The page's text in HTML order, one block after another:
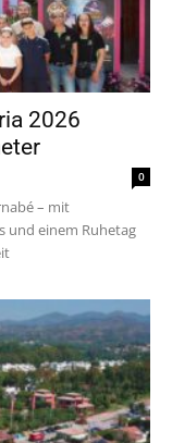
2026
0
– mit
und einem Ruhetag